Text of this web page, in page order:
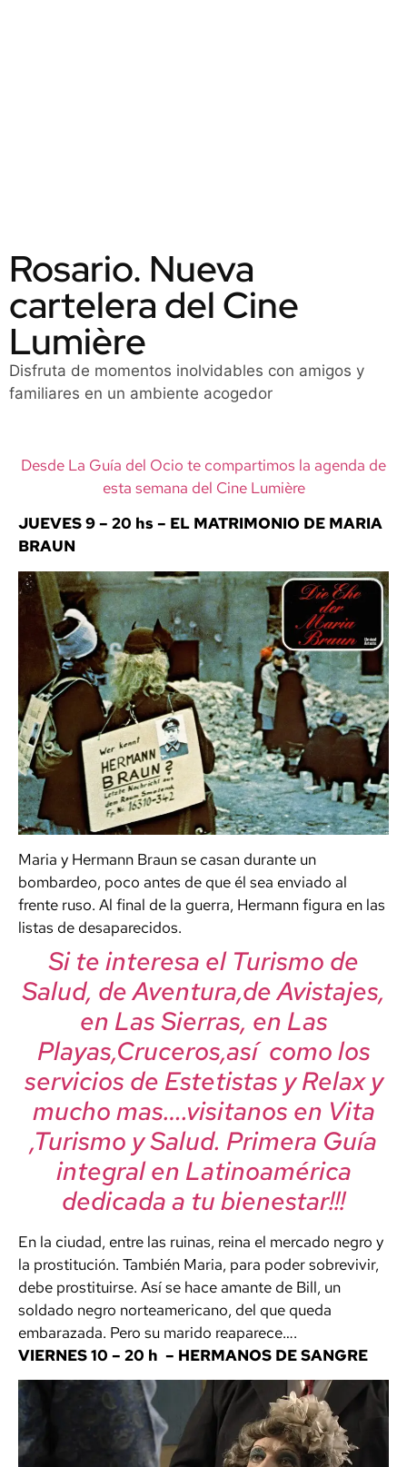
Rosario. Nueva
cartelera del Cine
Lumière
Disfruta de momentos inolvidables con amigos y
familiares en un ambiente acogedor
Desde La Guía del Ocio te compartimos la agenda de
esta semana del Cine Lumière
JUEVES 9 – 20 hs – EL MATRIMONIO DE MARIA
BRAUN
Maria y Hermann Braun se casan durante un
bombardeo, poco antes de que él sea enviado al
frente ruso. Al final de la guerra, Hermann figura en las
listas de desaparecidos.
Si te interesa el Turismo de
Salud, de Aventura,de Avistajes,
en Las Sierras, en Las
Playas,Cruceros,así como los
servicios de Estetistas y Relax y
mucho mas….visitanos en Vita
,Turismo y Salud. Primera Guía
integral en Latinoamérica
dedicada a tu bienestar!!!
En la ciudad, entre las ruinas, reina el mercado negro y
la prostitución. También Maria, para poder sobrevivir,
debe prostituirse. Así se hace amante de Bill, un
soldado negro norteamericano, del que queda
embarazada. Pero su marido reaparece….
VIERNES 10 – 20 h – HERMANOS DE SANGRE